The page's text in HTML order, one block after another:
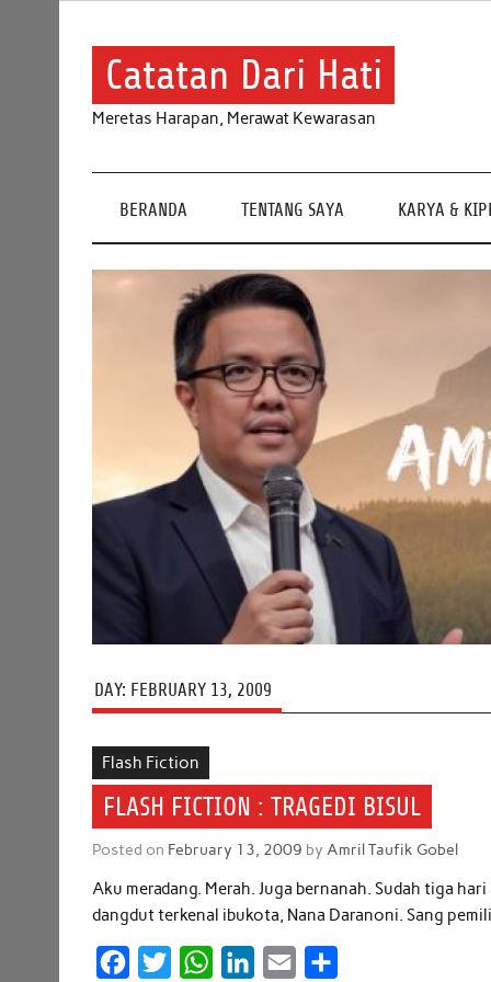
Catatan Dari Hati
Meretas Harapan, Merawat Kewarasan
BERANDA TENTANG SAYA KARYA &
DAY: FEBRUARY 13, 2009
Flash Fiction
FLASH FICTION : TRAGEDI BISUL
Posted on February 13, 2009 by Amril Taufik Gobel
Aku meradang. Merah. Juga bernanah. Sudah tiga
dangdut terkenal ibukota, Nana Daranoni. Sang
W